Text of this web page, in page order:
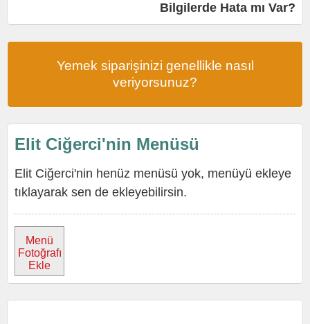
Bilgilerde Hata mı Var?
Yemek siparişinizi genellikle nasıl
veriyorsunuz?
Elit Ciğerci'nin Menüsü
Elit Ciğerci'nin henüz menüsü yok, menüyü ekleye
tıklayarak sen de ekleyebilirsin.
Menü
Fotoğrafı
Ekle